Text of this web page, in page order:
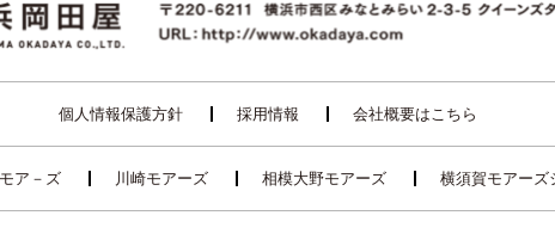
個人情報保護方針 採用情報 会社概要はこちら
ア－ズ 川崎モアーズ 相模大野モアーズ 横須賀モアーズ